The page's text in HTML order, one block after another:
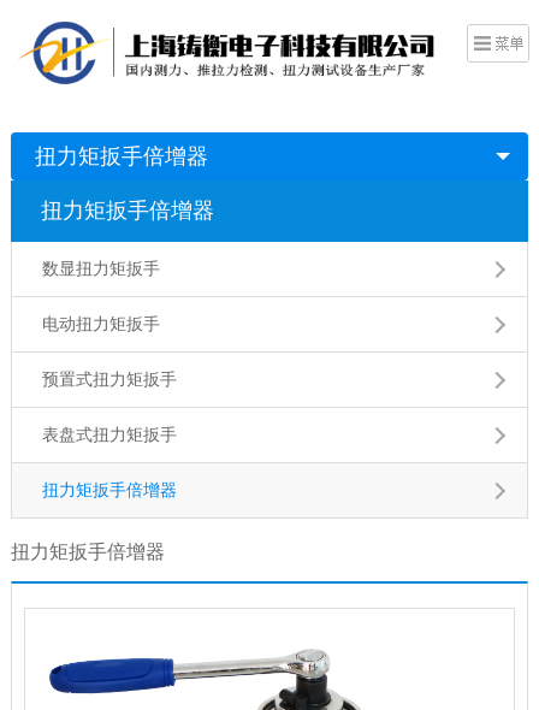
扭力矩扳手倍增器
扭力矩扳手倍增器
数显扭力矩扳手
电动扭力矩扳手
预置式扭力矩扳手
表盘式扭力矩扳手
扭力矩扳手倍增器
扭力矩扳手倍增器